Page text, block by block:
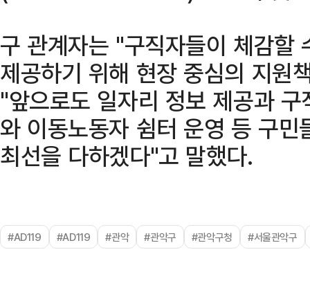
구 관계자는 "구직자들이 체감할
제공하기 위해 현장 중심의 지원
"앞으로도 일자리 정보 제공과
와 이동노동자 쉼터 운영 등 구
최선을 다하겠다"고 말했다.
#AD119 #AD119 #관악 #관악구 #관악구청 #서울관악구